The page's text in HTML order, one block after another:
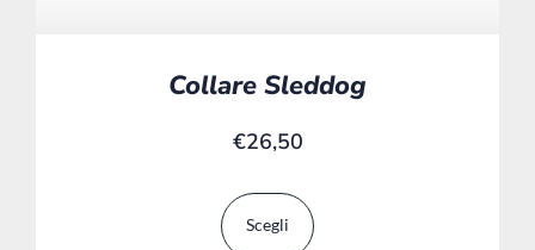
Collare Sleddog
€26,50
Scegli